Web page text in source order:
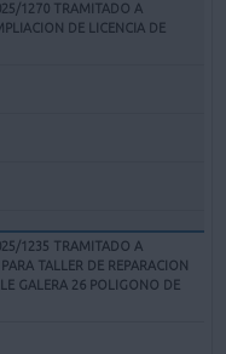
1270 TRAMITADO A
DE LICENCIA DE
1235 TRAMITADO A
TALLER DE REPARACION
GALERA 26 POLIGONO DE